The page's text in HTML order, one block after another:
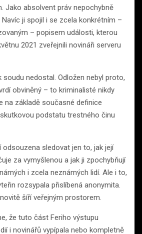
Jako absolvent práv nepochybně
ji spojil i se zcela konkrétním –
– popisem události, kterou
2021 zveřejnili novináři serveru
soudu nedostal. Odložen nebyl proto,
obviněný – to kriminalisté nikdy
na základě současné definice
podstatu trestného činu
sledovat jen to, jak její
za vymyšlenou a jak ji zpochybňují
i zcela neznámých lidí. Ale i to,
rozsypala přislíbená anonymita.
šíří veřejným prostorem.
že tuto část Feriho výstupu
i novinářů vypípala nebo kompletně